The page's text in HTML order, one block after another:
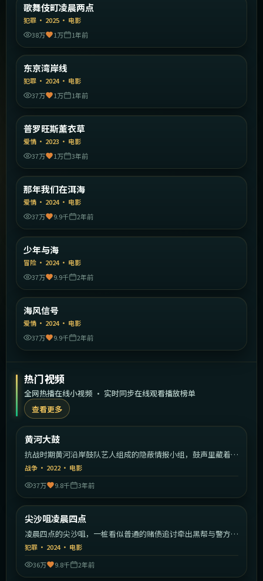
精选
歌舞伎町凌晨两点
犯罪 · 2025 · 电影
38万
1万 1年前
精选
东京湾岸线
犯罪 · 2024· 电影
37万
1万 1年前
精选
普罗旺斯薰衣草
爱情 · 2023 · 电影
37万
1万 3年前
精选
那年我们在洱海
爱情 · 2024· 电影
37万
9.9千 2年前
精选
少年与海
冒险 · 2024· 电影
37万
9.9千 2年前
精选
海风信号
爱情 · 2024· 电影
37万
9.9千 2年前
热门视频
全网热播在线小视频 · 实时同步在线观看播放榜单
查看更多
热门
黄河大鼓
抗战时期黄河沿岸鼓队艺人组成的隐蔽情报小组，鼓声里藏着一
支军队的密码。
战争 · 2022· 电影
37万
9.8千 3年前
热门
尖沙咀凌晨四点
凌晨四点的尖沙咀，一桩看似普通的赌债追讨牵出黑帮与警方的
暗战。
犯罪 · 2024· 电影
36万
9.8千 2年前